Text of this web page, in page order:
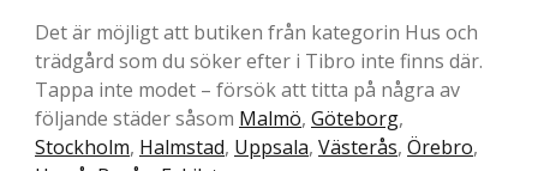
Det är möjligt att butiken från kategorin Hus och
trädgård som du söker efter i Tibro inte finns där.
Tappa inte modet – försök att titta på några av
följande städer såsom Malmö, Göteborg,
Stockholm, Halmstad, Uppsala, Västerås, Örebro,